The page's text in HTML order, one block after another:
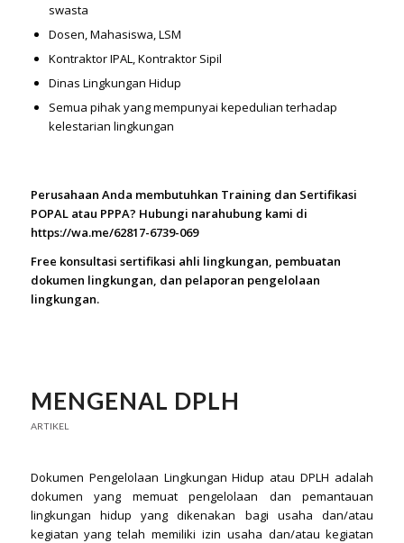
swasta
Dosen, Mahasiswa, LSM
Kontraktor IPAL, Kontraktor Sipil
Dinas Lingkungan Hidup
Semua pihak yang mempunyai kepedulian terhadap
kelestarian lingkungan
Perusahaan Anda membutuhkan Training dan Sertifikasi
POPAL atau PPPA? Hubungi narahubung kami di
https://wa.me/62817-6739-069
Free konsultasi sertifikasi ahli lingkungan, pembuatan
dokumen lingkungan, dan pelaporan pengelolaan
lingkungan.
MENGENAL DPLH
ARTIKEL
Dokumen Pengelolaan Lingkungan Hidup atau DPLH adalah
dokumen yang memuat pengelolaan dan pemantauan
lingkungan hidup yang dikenakan bagi usaha dan/atau
kegiatan yang telah memiliki izin usaha dan/atau kegiatan